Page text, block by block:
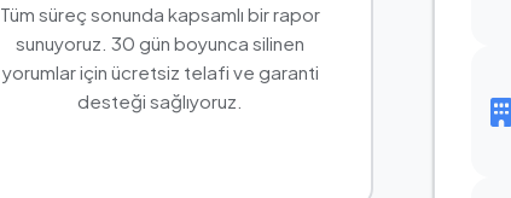
Tüm süreç sonunda kapsamlı bir rapor
sunuyoruz. 30 gün boyunca silinen
yorumlar için ücretsiz telafi ve garanti
desteği sağlıyoruz.